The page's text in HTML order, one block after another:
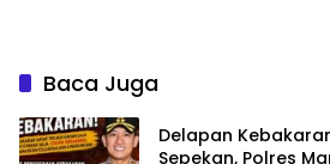
Baca Juga
Delapan
Sepekan, Polres